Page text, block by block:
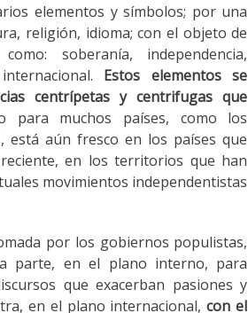
elementos y símbolos; por una
religión, idioma; con el objeto de
soberanía, independencia,
Estos elementos se
centrípetas y centrifugas que
para muchos países, como los
está aún fresco en los países que
en los territorios que han
movimientos independentistas
por los gobiernos populistas,
parte, en el plano interno, para
que exacerban pasiones y
en el plano internacional,con el